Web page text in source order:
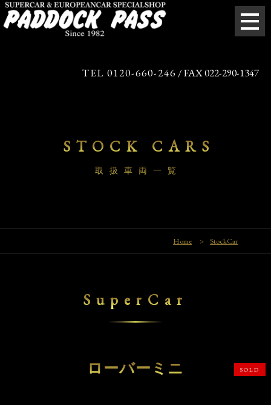
TEL 0120-660-246 / FAX 022-290-1347
STOCK CARS
取扱車両一覧
Home > StockCar
SuperCar
ローバーミニ SOLD